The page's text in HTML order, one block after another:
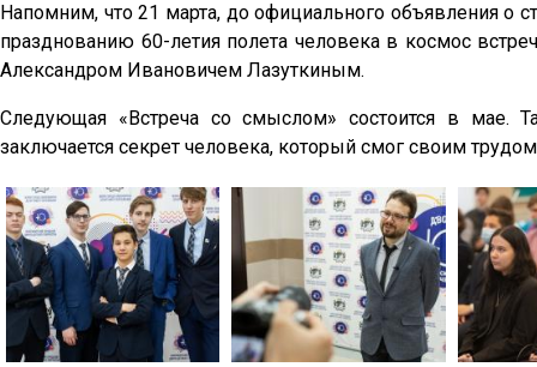
Напомним, что 21 марта, до официального объявления о
празднованию 60-летия полета человека в космос
Александром Ивановичем Лазуткиным.
Следующая «Встреча со смыслом» состоится в мае.
заключается секрет человека, который смог своим